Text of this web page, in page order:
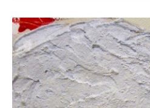
173
A
CLOSE
UP
„ANDERE
DIMENSION
#